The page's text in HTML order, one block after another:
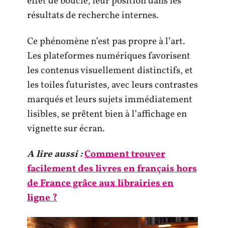
résultats de recherche internes.
Ce phénomène n’est pas propre à l’art.
Les plateformes numériques favorisent
les contenus visuellement distinctifs, et
les toiles futuristes, avec leurs contrastes
marqués et leurs sujets immédiatement
lisibles, se prêtent bien à l’affichage en
vignette sur écran.
A lire aussi :Comment trouver
facilement des livres en français hors
de France grâce aux librairies en
ligne ?